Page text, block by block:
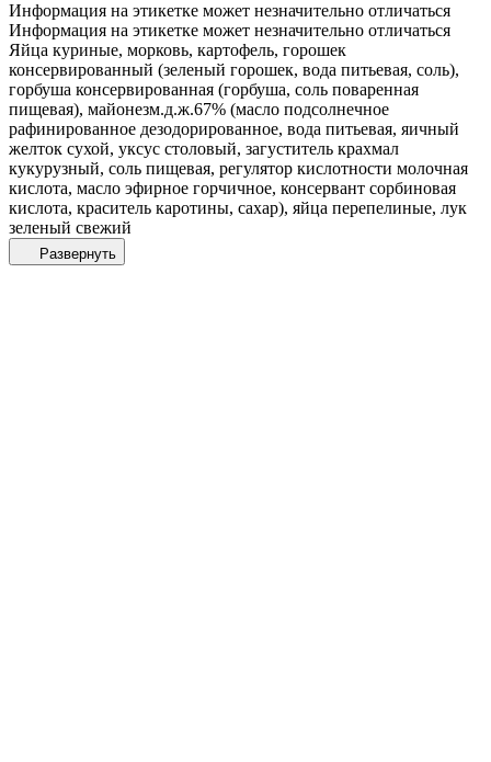
Информация на этикетке может незначительно отличаться
Информация на этикетке может незначительно отличаться
Яйца куриные, морковь, картофель, горошек
консервированный (зеленый горошек, вода питьевая, соль),
горбуша консервированная (горбуша, соль поваренная
пищевая), майонезм.д.ж.67% (масло подсолнечное
рафинированное дезодорированное, вода питьевая, яичный
желток сухой, уксус столовый, загуститель крахмал
кукурузный, соль пищевая, регулятор кислотности молочная
кислота, масло эфирное горчичное, консервант сорбиновая
кислота, краситель каротины, сахар), яйца перепелиные, лук
зеленый свежий
Развернуть